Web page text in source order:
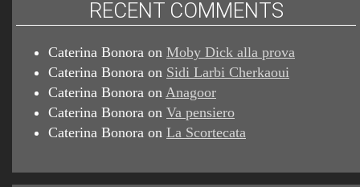
RECENT COMMENTS
Caterina Bonora on Moby Dick alla prova
Caterina Bonora on Sidi Larbi Cherkaoui
Caterina Bonora on Anagoor
Caterina Bonora on Va pensiero
Caterina Bonora on La Scortecata